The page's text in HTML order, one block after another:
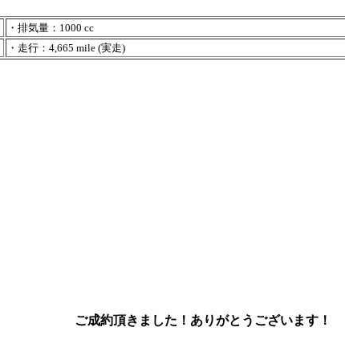
・排気量：1000 cc
・走行：4,665 mile (実走)
ご成約頂きました！ありがとうございます！